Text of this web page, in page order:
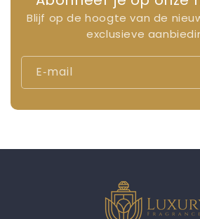
Blijf op de hoogte van de
exclusieve
E‑mail